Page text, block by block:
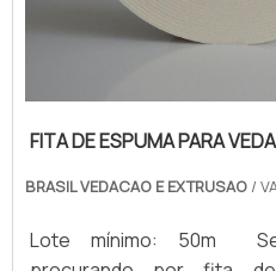
FITA DE ESPUMA PARA
BRASIL VEDACAO E EXTRUSAO /
Lote mínimo: 50m